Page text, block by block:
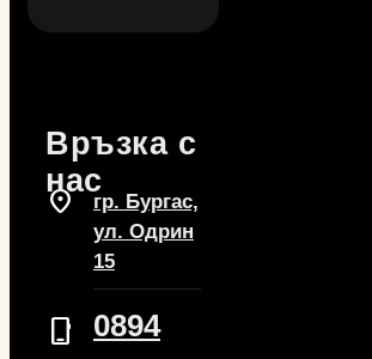
Връзка с
нас
location_on
гр. Бургас,
ул. Одрин
15
phone_iphone
0894